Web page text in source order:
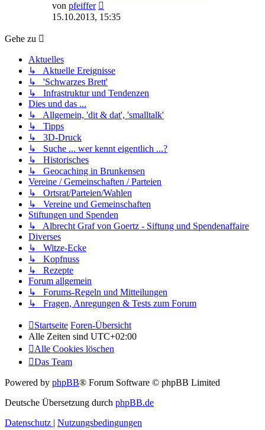
von pfeiffer
Beitrag
15.10.2013, 15:35
Gehe zu
Aktuelles
↳ Aktuelle Ereignisse
↳ 'Schwarzes Brett'
↳ Infrastruktur und Tendenzen
Dies und das ...
↳ Allgemein, 'dit & dat', 'smalltalk'
↳ Tipps
↳ 3D-Druck
↳ Suche ... wer kennt eigentlich ...?
↳ Historisches
↳ Geocaching in Brunkensen
Vereine / Gemeinschaften / Parteien
↳ Ortsrat/Parteien/Wahlen
↳ Vereine und Gemeinschaften
Stiftungen und Spenden
↳ Albrecht Graf von Goertz - Siftung und Spendenaffaire
Diverses
↳ Witze-Ecke
↳ Kopfnuss
↳ Rezepte
Forum allgemein
↳ Forums-Regeln und Mitteilungen
↳ Fragen, Anregungen & Tests zum Forum
Startseite Foren-Übersicht
Alle Zeiten sind UTC+02:00
Alle Cookies löschen
Das Team
Powered by phpBB® Forum Software © phpBB Limited
Deutsche Übersetzung durch phpBB.de
Datenschutz | Nutzungsbedingungen